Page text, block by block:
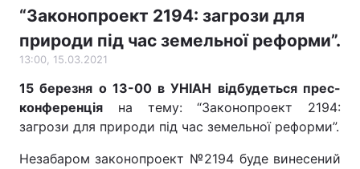
“Законопроект 2194: загрози для
природи під час земельної реформи”.
13:00, 15.03.2021
15 березня о 13-00 в УНІАН відбудеться прес-
конференція на тему: “Законопроект 2194:
загрози для природи під час земельної реформи”.
Незабаром законопроект №2194 буде винесений